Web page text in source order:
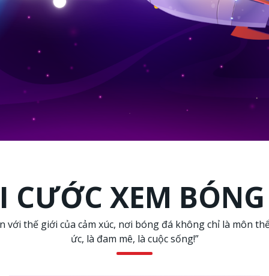
CƯỚC XEM
với thế giới của cảm xúc, nơi bóng đá không chỉ là môn
ức, là đam mê, là cuộc sống!”